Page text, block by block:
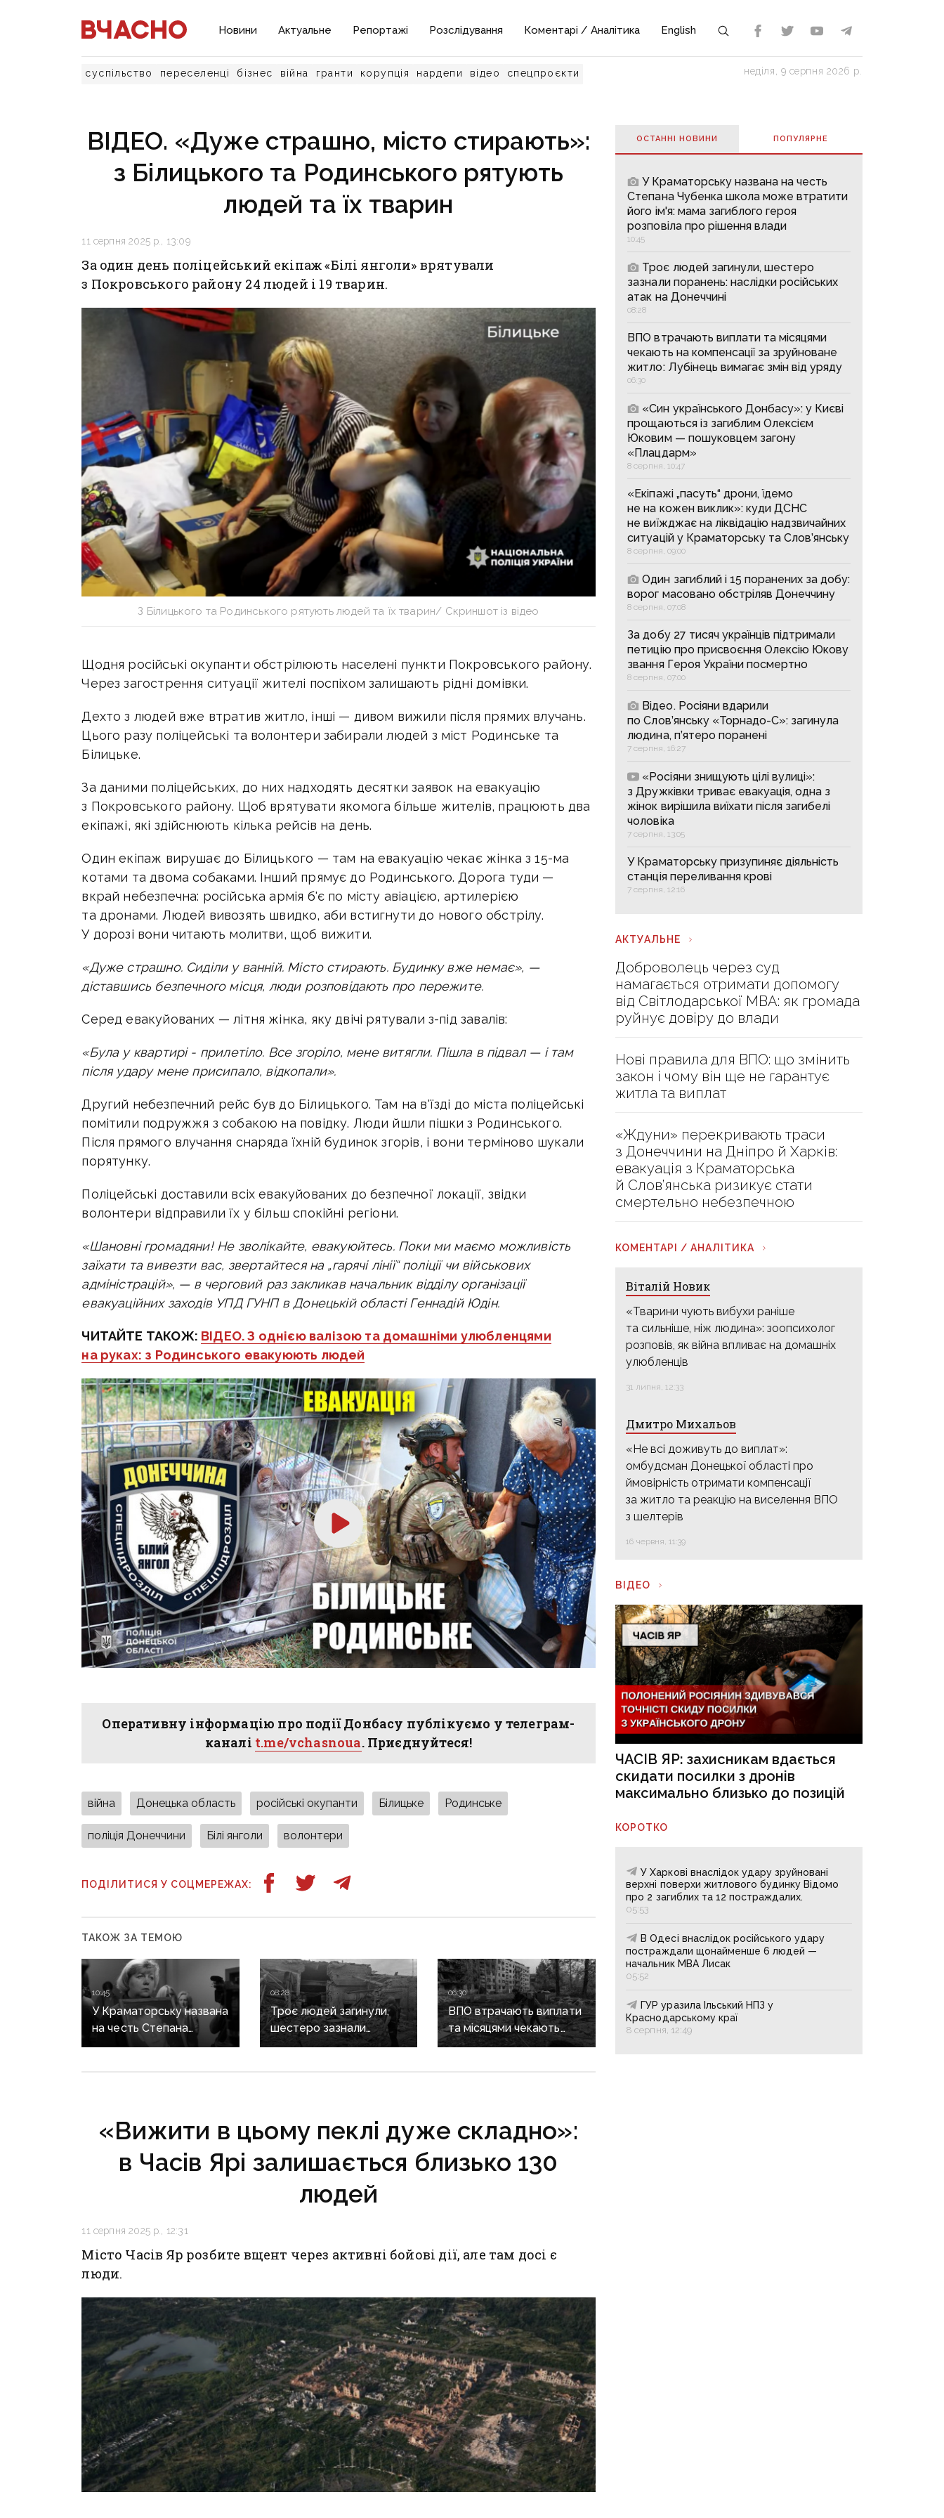
Новини Актуальне Репортажі Розслідування Коментарі / Аналітика English
суспільство переселенці бізнес війна гранти корупція нардепи відео спецпроєкти неділя, 9 серпня 2026 р.
ВІДЕО. «Дуже страшно, місто стирають»:
з Білицького та Родинського рятують
людей та їх тварин
11 серпня 2025 р., 13:09
За один день поліцейський екіпаж «Білі янголи» врятували
з Покровського району 24 людей і 19 тварин.
З Білицького та Родинського рятують людей та їх тварин/ Скриншот із відео
Щодня російські окупанти обстрілюють населені пункти Покровського району.
Через загострення ситуації жителі поспіхом залишають рідні домівки.
Дехто з людей вже втратив житло, інші — дивом вижили після прямих влучань.
Цього разу поліцейські та волонтери забирали людей з міст Родинське та
Білицьке.
За даними поліцейських, до них надходять десятки заявок на евакуацію
з Покровського району. Щоб врятувати якомога більше жителів, працюють два
екіпажі, які здійснюють кілька рейсів на день.
Один екіпаж вирушає до Білицького — там на евакуацію чекає жінка з 15-ма
котами та двома собаками. Інший прямує до Родинського. Дорога туди —
вкрай небезпечна: російська армія б'є по місту авіацією, артилерією
та дронами. Людей вивозять швидко, аби встигнути до нового обстрілу.
У дорозі вони читають молитви, щоб вижити.
«Дуже страшно. Сиділи у ванній. Місто стирають. Будинку вже немає», —
діставшись безпечного місця, люди розповідають про пережите.
Серед евакуйованих — літня жінка, яку двічі рятували з-під завалів:
«Була у квартирі - прилетіло. Все згоріло, мене витягли. Пішла в підвал — і там
після удару мене присипало, відкопали».
Другий небезпечний рейс був до Білицького. Там на в'їзді до міста поліцейські
помітили подружжя з собакою на повідку. Люди йшли пішки з Родинського.
Після прямого влучання снаряда їхній будинок згорів, і вони терміново шукали
порятунку.
Поліцейські доставили всіх евакуйованих до безпечної локації, звідки
волонтери відправили їх у більш спокійні регіони.
«Шановні громадяни! Не зволікайте, евакуюйтесь. Поки ми маємо можливість
заїхати та вивезти вас, звертайтеся на „гарячі лінії“ поліції чи військових
адміністрацій», — в черговий раз закликав начальник відділу організації
евакуаційних заходів УПД ГУНП в Донецькій області Геннадій Юдін.
ЧИТАЙТЕ ТАКОЖ: ВІДЕО. З однією валізою та домашніми улюбленцями
на руках: з Родинського евакуюють людей
Оперативну інформацію про події Донбасу публікуємо у телеграм-
каналі t.me/vchasnoua. Приєднуйтеся!
війна Донецька область російські окупанти Білицьке Родинське
поліція Донеччини Білі янголи волонтери
ПОДІЛИТИСЯ У СОЦМЕРЕЖАХ:
ТАКОЖ ЗА ТЕМОЮ
10:45
У Краматорську названа
на честь Степана
Чубенка школа може
08:28
Троє людей загинули,
шестеро зазнали
поранень: наслідки
06:30
ВПО втрачають виплати
та місяцями чекають
на компенсації
«Вижити в цьому пеклі дуже складно»:
в Часів Ярі залишається близько 130
людей
11 серпня 2025 р., 12:31
Місто Часів Яр розбите вщент через активні бойові дії, але там досі є
люди.
ОСТАННІ НОВИНИ ПОПУЛЯРНE
У Краматорську названа на честь
Степана Чубенка школа може втратити
його ім'я: мама загиблого героя
розповіла про рішення влади
10:45
Троє людей загинули, шестеро
зазнали поранень: наслідки російських
атак на Донеччині
08:28
ВПО втрачають виплати та місяцями
чекають на компенсації за зруйноване
житло: Лубінець вимагає змін від уряду
06:30
«Син українського Донбасу»: у Києві
прощаються із загиблим Олексієм
Юковим — пошуковцем загону
«Плацдарм»
8 серпня, 10:47
«Екіпажі „пасуть“ дрони, їдемо
не на кожен виклик»: куди ДСНС
не виїжджає на ліквідацію надзвичайних
ситуацій у Краматорську та Слов’янську
8 серпня, 09:00
Один загиблий і 15 поранених за добу:
ворог масовано обстріляв Донеччину
8 серпня, 07:08
За добу 27 тисяч українців підтримали
петицію про присвоєння Олексію Юкову
звання Героя України посмертно
8 серпня, 07:00
Відео. Росіяни вдарили
по Слов’янську «Торнадо-С»: загинула
людина, п’ятеро поранені
7 серпня, 16:27
«Росіяни знищують цілі вулиці»:
з Дружківки триває евакуація, одна з
жінок вирішила виїхати після загибелі
чоловіка
7 серпня, 13:05
У Краматорську призупиняє діяльність
станція переливання крові
7 серпня, 12:16
АКТУАЛЬНЕ
Доброволець через суд
намагається отримати допомогу
від Світлодарської МВА: як громада
руйнує довіру до влади
Нові правила для ВПО: що змінить
закон і чому він ще не гарантує
житла та виплат
«Ждуни» перекривають траси
з Донеччини на Дніпро й Харків:
евакуація з Краматорська
й Слов’янська ризикує стати
смертельно небезпечною
КОМЕНТАРІ / АНАЛІТИКА
Віталій Новик
«Тварини чують вибухи раніше
та сильніше, ніж людина»: зоопсихолог
розповів, як війна впливає на домашніх
улюбленців
31 липня, 12:33
Дмитро Михальов
«Не всі доживуть до виплат»:
омбудсман Донецької області про
ймовірність отримати компенсації
за житло та реакцію на виселення ВПО
з шелтерів
16 червня, 11:39
ВІДЕО
ЧАСІВ ЯР: захисникам вдається
скидати посилки з дронів
максимально близько до позицій
КОРОТКО
У Харкові внаслідок удару зруйновані
верхні поверхи житлового будинку Відомо
про 2 загиблих та 12 постраждалих.
05:53
В Одесі внаслідок російського удару
постраждали щонайменше 6 людей —
начальник МВА Лисак
05:52
ГУР уразила Ільський НПЗ у
Краснодарському краї
8 серпня, 12:49